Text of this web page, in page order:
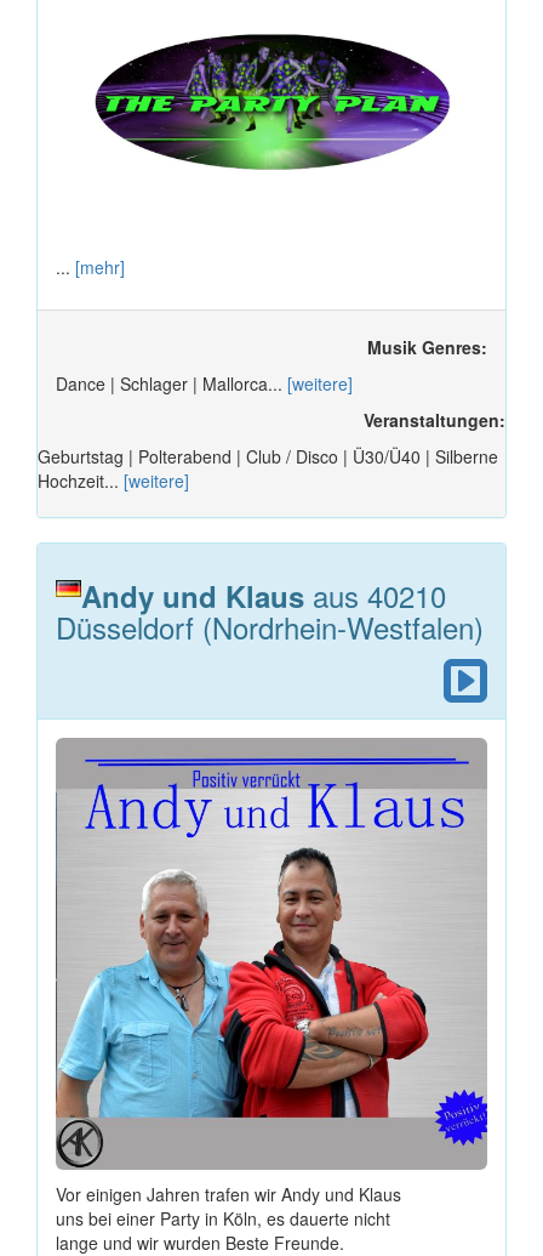
... [mehr]
Musik Genres:
Dance | Schlager | Mallorca... [weitere]
Veranstaltungen:
Geburtstag | Polterabend | Club / Disco | Ü30/Ü40 | Silberne
Hochzeit... [weitere]
Andy und Klaus aus 40210
Düsseldorf (Nordrhein-Westfalen)
Vor einigen Jahren trafen wir Andy und Klaus
uns bei einer Party in Köln, es dauerte nicht
lange und wir wurden Beste Freunde.